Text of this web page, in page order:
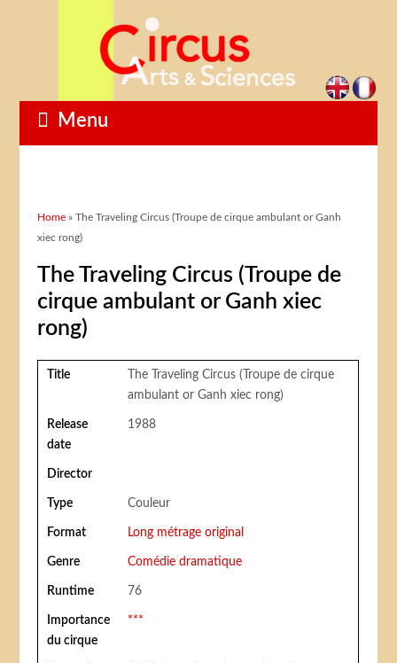
Menu
You are here
Home » The Traveling Circus (Troupe de cirque ambulant or Ganh
xiec rong)
The Traveling Circus (Troupe de
cirque ambulant or Ganh xiec
rong)
Title
The Traveling Circus (Troupe de cirque
ambulant or Ganh xiec rong)
Release
date
1988
Director
Type Couleur
Format Long métrage original
Genre Comédie dramatique
Runtime 76
Importance
du cirque
***